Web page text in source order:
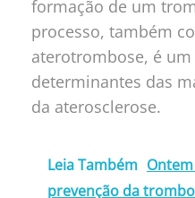
formação de um
processo, também
aterotrombose, é
determinantes das
da aterosclerose.
Leia Também
prevenção da